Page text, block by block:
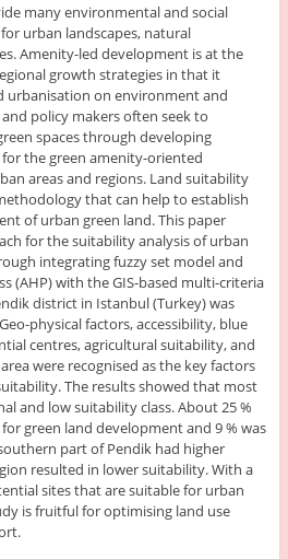
many environmental and social
urban landscapes, natural
Amenity-led development is at the
growth strategies in that it
urbanisation on environment and
policy makers often seek to
spaces through developing
the green amenity-oriented
areas and regions. Land suitability
that can help to establish
of urban green land. This paper
for the suitability analysis of urban
integrating fuzzy set model and
(AHP) with the GIS-based multi-criteria
district in Istanbul (Turkey) was
physical factors, accessibility, blue
centres, agricultural suitability, and
were recognised as the key factors
The results showed that most
and low suitability class. About 25 %
green land development and 9 % was
part of Pendik had higher
resulted in lower suitability. With a
sites that are suitable for urban
is fruitful for optimising land use